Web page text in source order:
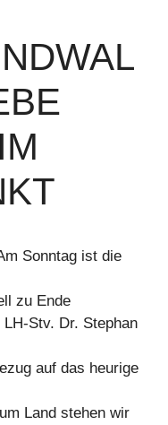
Sonntag ist die
zu Ende
Stv. Dr. Stephan
auf das heurige
Land stehen wir